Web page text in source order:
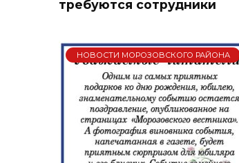
требуются сотрудники
НОВОСТИ МОРОЗОВСКОГО РАЙОНА